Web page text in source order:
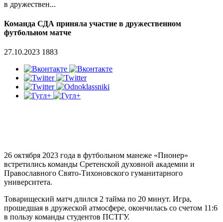
в дружествен...
Команда СДА приняла участие в дружественном
футбольном матче
27.10.2023 1883
26 октября 2023 года в футбольном манеже «Пионер»
встретились команды Сретенской духовной академии и
Православного Свято-Тихоновского гуманитарного
университета.
Товарищеский матч длился 2 тайма по 20 минут. Игра,
прошедшая в дружеской атмосфере, окончилась со счетом 11:6
в пользу команды студентов ПСТГУ.